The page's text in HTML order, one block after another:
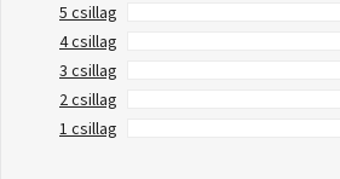
5 csillag
4 csillag
3 csillag
2 csillag
1 csillag